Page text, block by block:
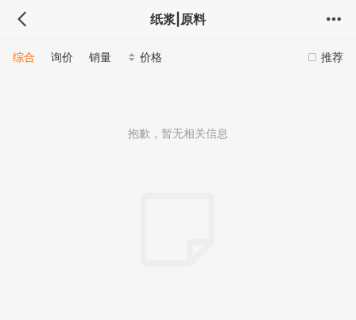
纸浆|原料
推荐
综合 询价 销量 价格
抱歉，暂无相关信息